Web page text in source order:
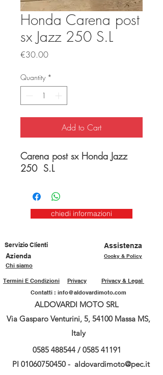
Honda Carena post
sx Jazz 250 S.L
€30.00Price
Quantity *
Add to Cart
Carena post sx Honda Jazz
250 S.L
chiedi informazioni
Servizio Clienti
Assistenza
Azienda
Cooky & Policy
Chi siamo
Privacy & Legal
Privacy
Termini E Condizioni
Contatti : info@aldovardimoto.com
ALDOVARDI MOTO SRL
Via Gasparo Venturini, 5, 54100 Massa MS,
Italy
0585 488544 / 0585 41191
PI 01060750450 - aldovardimoto@pec.it